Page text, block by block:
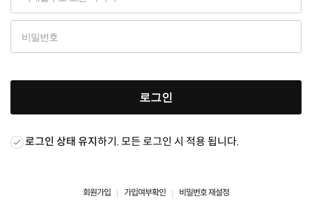
로그인
로그인 상태 유지하기. 모든 로그인 시 적용 됩니다.
회원가입 가입여부확인 비밀번호 재설정